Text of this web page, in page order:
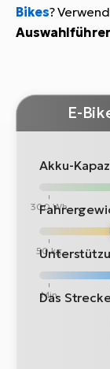
Bikes?
Auswahlführer
E-
Akku-
300 Wh
50 kg
Min
Das